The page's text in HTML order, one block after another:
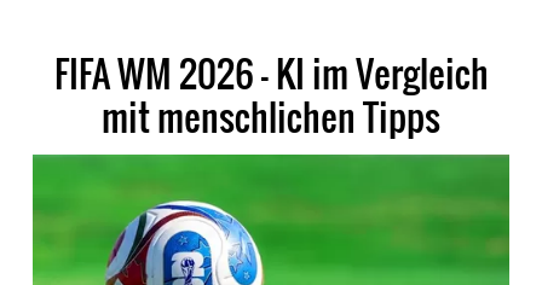
FIFA WM 2026 - KI im Vergleich
mit menschlichen Tipps